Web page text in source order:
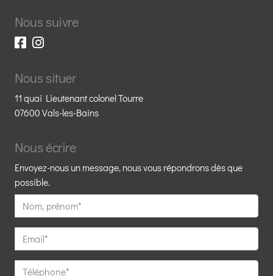
Nous suivre
Nous situer
11 quai Lieutenant colonel Tourre
07600 Vals-les-Bains
Nous écrire
Envoyez-nous un message, nous vous répondrons dès que
possible.